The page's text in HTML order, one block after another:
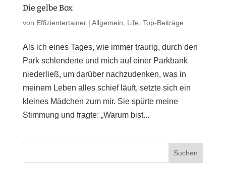
Die gelbe Box
von Effizientertainer| Allgemein Life Top-Beiträge
Als ich eines Tages, wie immer traurig, durch den
Park schlenderte und mich auf einer Parkbank
niederließ, um darüber nachzudenken, was in
meinem Leben alles schief läuft, setzte sich ein
kleines Mädchen zum mir. Sie spürte meine
Stimmung und fragte: „Warum bist...